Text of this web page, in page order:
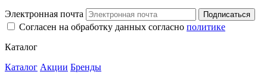
Электронная почта Подписаться
Согласен на обработку данных согласно политике
Каталог
Каталог Акции Бренды